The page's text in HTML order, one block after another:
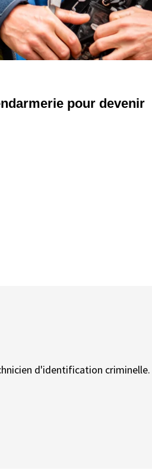
pour devenir
d'identification criminelle.